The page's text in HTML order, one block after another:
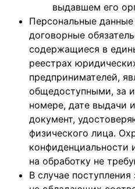
выдавшем его
Персональные
договорные
содержащиеся в
реестрах
предпринимателей,
общедоступными, за
номере, дате выдачи
документ,
физического лица.
конфиденциальности
на обработку не
В случае